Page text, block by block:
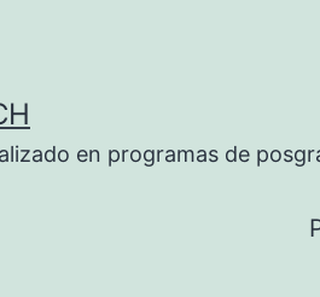
en programas de